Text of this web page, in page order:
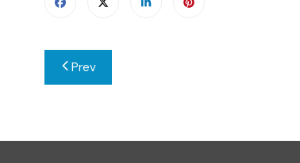
Beitragsnavigation
Prev